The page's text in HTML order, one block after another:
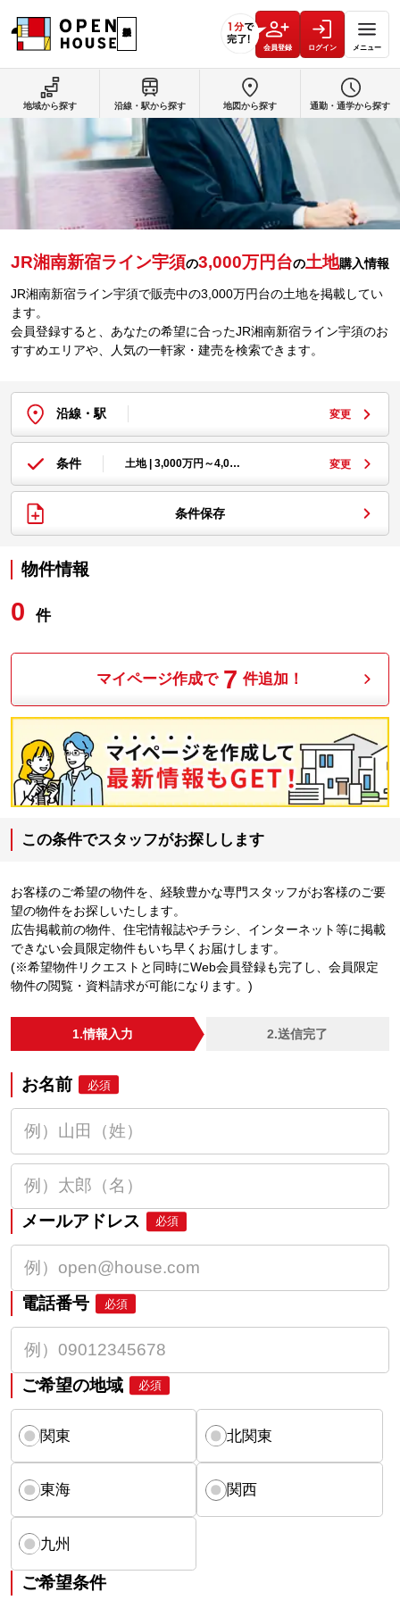
会員登録 ログイン メニュー
JR湘南新宿ライン宇須の3,000万円台の土地購入情報
JR湘南新宿ライン宇須で販売中の3,000万円台の土地を掲載してい
ます。
会員登録すると、あなたの希望に合ったJR湘南新宿ライン宇須のお
すすめエリアや、人気の一軒家・建売を検索できます。
沿線・駅 変更
条件 土地 | 3,000万円～4,0… 変更
条件保存
物件情報
0 件
マイページ作成で 7 件追加！
この条件でスタッフがお探しします
お客様のご希望の物件を、経験豊かな専門スタッフがお客様のご要
望の物件をお探しいたします。
広告掲載前の物件、住宅情報誌やチラシ、インターネット等に掲載
できない会員限定物件もいち早くお届けします。
(※希望物件リクエストと同時にWeb会員登録も完了し、会員限定
物件の閲覧・資料請求が可能になります。)
1.情報入力 2.送信完了
お名前 必須
メールアドレス 必須
電話番号 必須
ご希望の地域 必須
関東 北関東
東海 関西
九州
ご希望条件
地域から探す 沿線・駅から探す 地図から探す 通勤・通学から探す